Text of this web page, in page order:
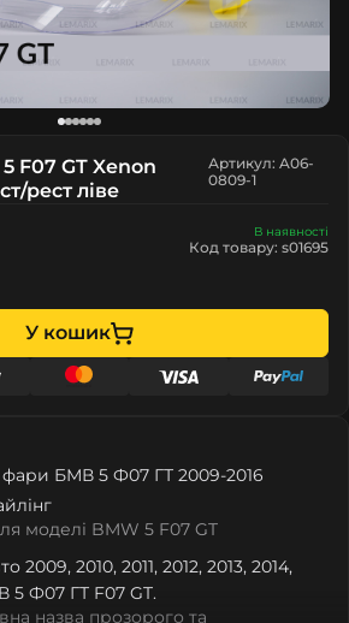
F07 GT Xenon
рест ліве
Артикул: A06-
0809-1
В наявності
Код товару: s01695
У кошик
фари БМВ 5 Ф07 ГТ 2009-2016
моделі BMW 5 F07 GT
2009, 2010, 2011, 2012, 2013, 2014,
5 Ф07 ГТ F07 GT.
назва прозорого та